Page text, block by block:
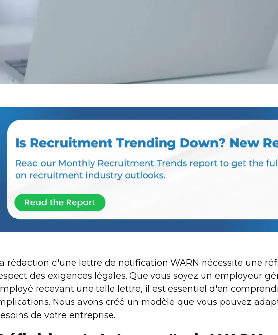
rédaction d'une lettre de notification WARN nécessite une
des exigences légales. Que vous soyez un employeur
recevant une telle lettre, il est essentiel d'en
Nous avons créé un modèle que vous pouvez
de votre entreprise.